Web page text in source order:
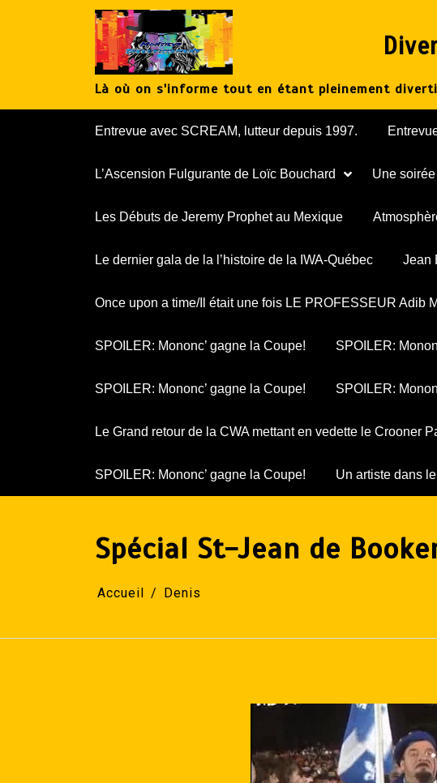
Là où on s'informe tout en étant pleinement
Entrevue avec SCREAM, lutteur depuis 1997.
L’Ascension Fulgurante de Loïc Bouchard Une
Les Débuts de Jeremy Prophet au Mexique
Le dernier gala de la l’histoire de la IWA-Québec Jean
Once upon a time/Il était une fois LE PROFESSEUR Adib
SPOILER: Mononc’ gagne la Coupe! SPOILER:
SPOILER: Mononc’ gagne la Coupe! SPOILER:
Le Grand retour de la CWA mettant en vedette le Crooner
SPOILER: Mononc’ gagne la Coupe! Un artiste dans
Spécial St-Jean de
Accueil Denis